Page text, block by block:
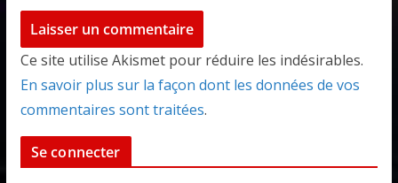
Ce site utilise Akismet pour réduire les indésirables.
En savoir plus sur la façon dont les données de vos
commentaires sont traitées.
Se connecter